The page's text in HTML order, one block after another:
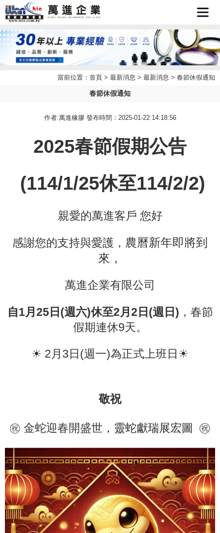
首頁
企業簡
們
LINE
當前位置： 首頁 > 最新消息 > 最新消息 > 春節休假通知
春節休假通知
作者:萬進橡膠 發布時間：2025-01-22 14:18:56
2025春節假期公告
(114/1/25休至114/2/2)
親愛的萬進客戶 您好
感謝您的支持與愛護， 農曆新年即將到
來，
萬進企業有限公司
自1月25日(週六)休至2月2日(週日) ，春節
假期連休9天。
☀ 2月3日(週一)為正式上班日☀
敬祝
㊗ 金蛇迎春開盛世 ， 靈蛇獻瑞展宏圖 ㊗